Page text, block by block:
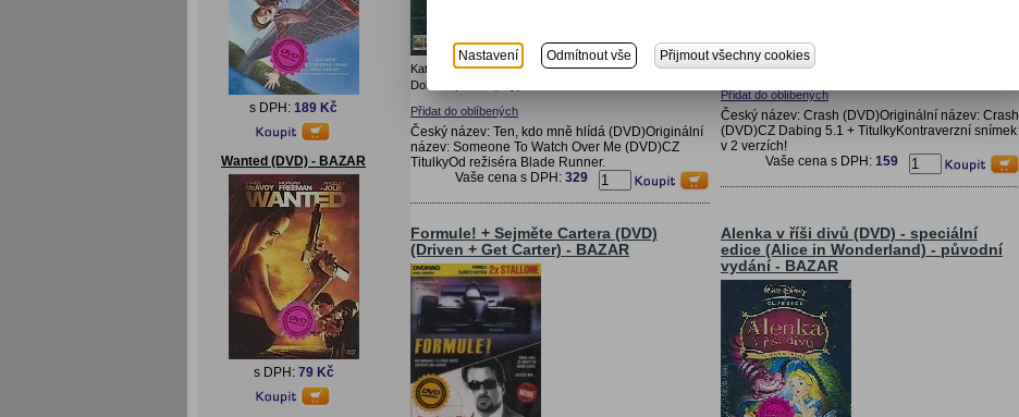
s DPH: 189 Kč
Wanted (DVD) - BAZAR
s DPH: 79 Kč
Katalogové číslo:0708BAZ
Doba expedice (dny):
Přidat do oblíbených
Český název: Ten, kdo mně hlídá (DVD)Originální
název: Someone To Watch Over Me (DVD)CZ
TitulkyOd režiséra Blade Runner.
Vaše cena s DPH: 329
Katalogové číslo:
Doba expedice (dny):
Přidat do oblíbených
Český název: Crash (DVD)Originální název: Crash
(DVD)CZ Dabing 5.1 + TitulkyKontraverzní snímek
v 2 verzích!
Vaše cena s DPH: 159
Formule! + Sejměte Cartera (DVD)
(Driven + Get Carter) - BAZAR
Alenka v říši divů (DVD) - speciální
edice (Alice in Wonderland) - původní
vydání - BAZAR
Nastavení Odmítnout vše Přijmout všechny cookies